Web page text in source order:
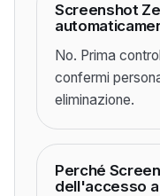
Screenshot
No. Prima
confermi
eliminazione.
Perché
dell'accesso a